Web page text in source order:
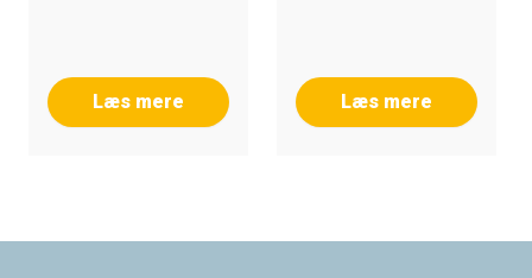
Læs mere Læs mere